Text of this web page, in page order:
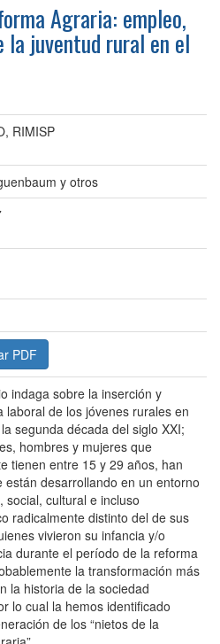
Agraria: empleo,
la juventud rural en el
RIMISP
y otros
PDF
indaga sobre la inserción y
laboral de los jóvenes rurales en
segunda década del siglo XXI;
hombres y mujeres que
tienen entre 15 y 29 años, han
están desarrollando en un entorno
social, cultural e incluso
radicalmente distinto del de sus
vivieron su infancia y/o
durante el período de la reforma
la transformación más
la historia de la sociedad
lo cual la hemos identificado
de los “nietos de la